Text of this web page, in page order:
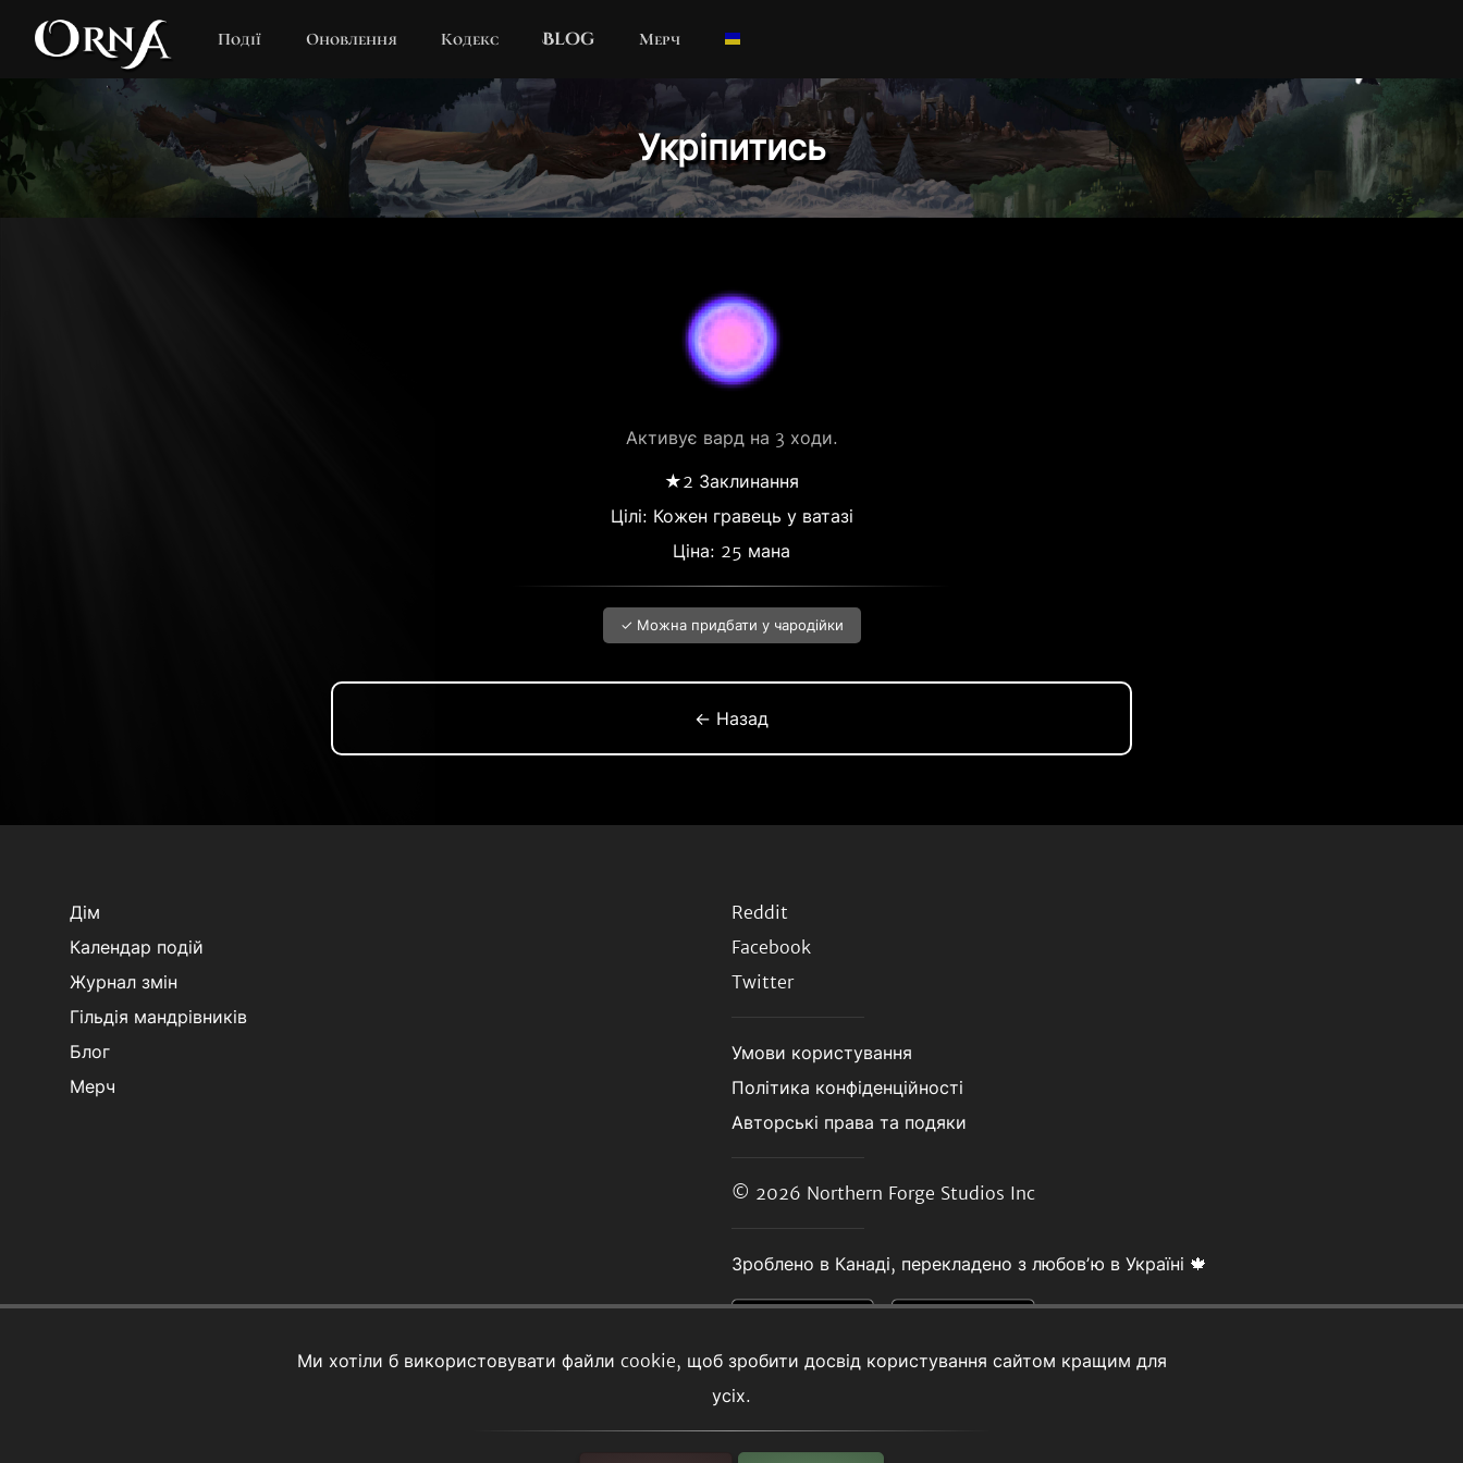
Події Оновлення Кодекс Blog Мерч
Укріпитись
Ми хотіли б використовувати файли cookie, щоб зробити досвід користування сайтом кращим для
усіх.
Активує вард на 3 ходи.
★2 Заклинання
Цілі: Кожен гравець у ватазі
Ціна: 25 мана
✓ Можна придбати у чародійки
← Назад
Дім
Календар подій
Журнал змін
Гільдія мандрівників
Блог
Мерч
Reddit
Facebook
Twitter
Умови користування
Політика конфіденційності
Авторські права та подяки
© 2026 Northern Forge Studios Inc
Зроблено в Канаді, перекладено з любовʼю в Україні 🍁